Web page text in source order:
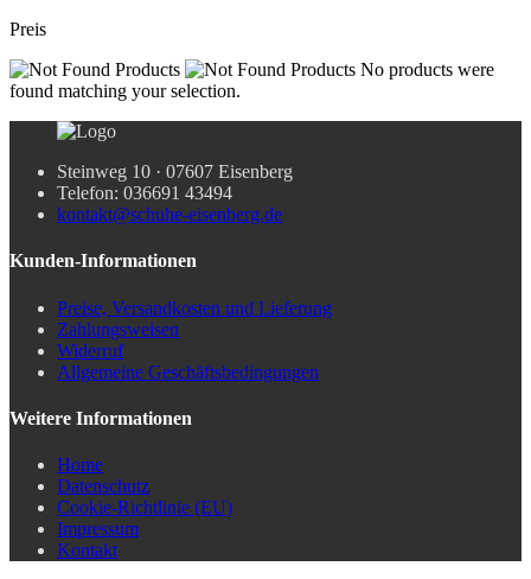
Preis
No products were
found matching your selection.
Steinweg 10 · 07607 Eisenberg
Telefon: 036691 43494
kontakt@schuhe-eisenberg.de
Kunden-Informationen
Preise, Versandkosten und Lieferung
Zahlungsweisen
Widerruf
Allgemeine Geschäftsbedingungen
Weitere Informationen
Home
Datenschutz
Cookie-Richtlinie (EU)
Impressum
Kontakt